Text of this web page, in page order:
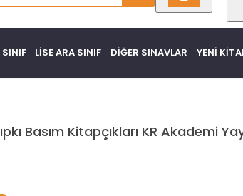
YENI
DİĞER SINAVLAR
LISE ARA SINIF
Basım Kitapçıkları KR Akademi